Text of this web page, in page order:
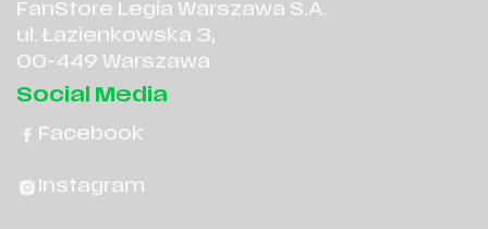
FanStore Legia Warszawa S.A.
ul. Łazienkowska 3,
00-449 Warszawa
Social Media
Facebook
Instagram